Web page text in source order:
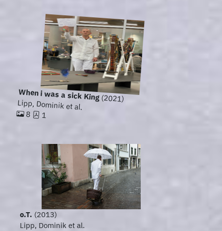
When i was a sick King(2021)
Lipp, Dominik et al.
8 1
o.T. (2013)
Lipp, Dominik et al.